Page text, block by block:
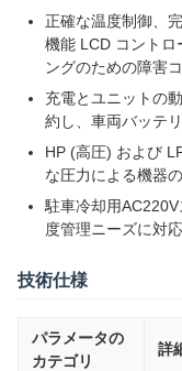
正確な温度制御、
機能 LCD コントロ
ングのための障害
充電とユニットの
約し、車両バッテ
HP (高圧) および
な圧力による機器
駐車冷却用
度管理ニーズに対応
技術仕様
パラメータの
カテゴリ
詳